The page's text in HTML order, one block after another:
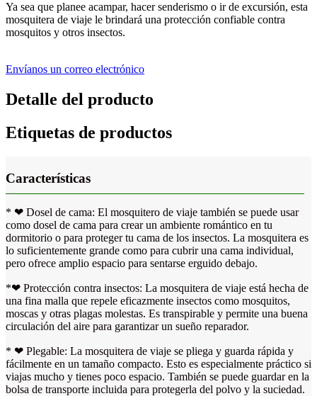
Ya sea que planee acampar, hacer senderismo o ir de excursión, esta
mosquitera de viaje le brindará una protección confiable contra
mosquitos y otros insectos.
Envíanos un correo electrónico
Detalle del producto
Etiquetas de productos
Características
* ❤ Dosel de cama: El mosquitero de viaje también se puede usar
como dosel de cama para crear un ambiente romántico en tu
dormitorio o para proteger tu cama de los insectos. La mosquitera es
lo suficientemente grande como para cubrir una cama individual,
pero ofrece amplio espacio para sentarse erguido debajo.
*❤ Protección contra insectos: La mosquitera de viaje está hecha de
una fina malla que repele eficazmente insectos como mosquitos,
moscas y otras plagas molestas. Es transpirable y permite una buena
circulación del aire para garantizar un sueño reparador.
* ❤ Plegable: La mosquitera de viaje se pliega y guarda rápida y
fácilmente en un tamaño compacto. Esto es especialmente práctico si
viajas mucho y tienes poco espacio. También se puede guardar en la
bolsa de transporte incluida para protegerla del polvo y la suciedad.